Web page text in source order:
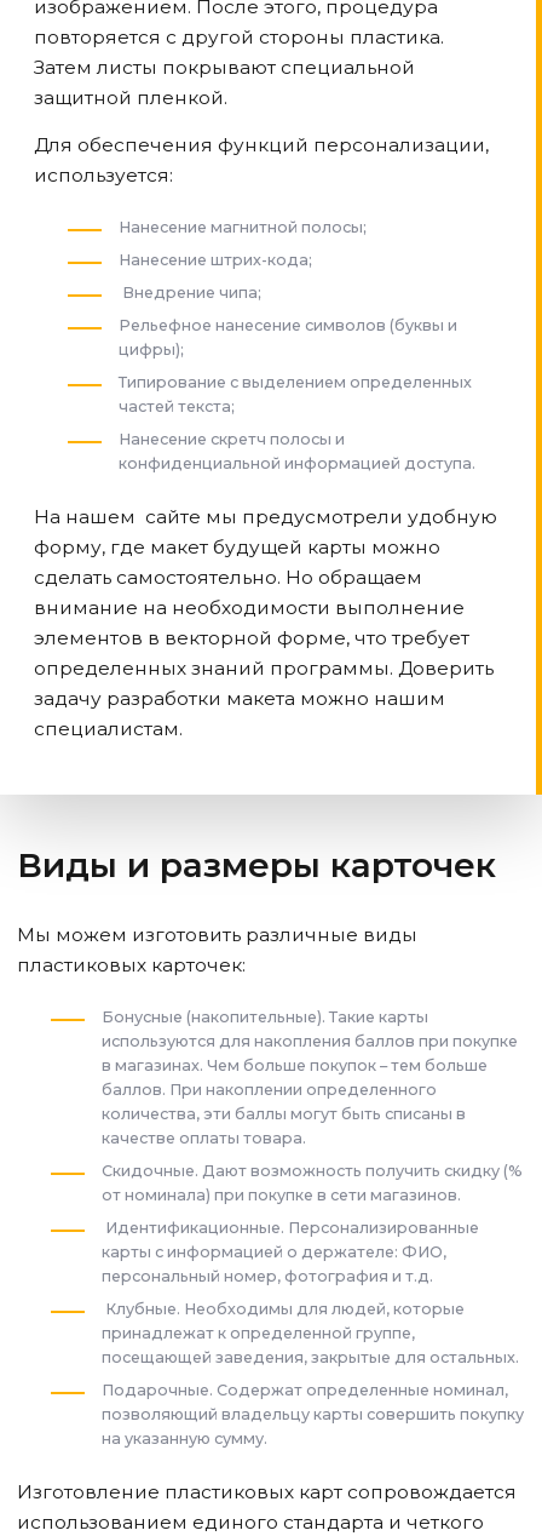
изображением. После этого, процедура
повторяется с другой стороны пластика.
Затем листы покрывают специальной
защитной пленкой.
Для обеспечения функций персонализации,
используется:
Нанесение магнитной полосы;
Нанесение штрих-кода;
Внедрение чипа;
Рельефное нанесение символов (буквы и
цифры);
Типирование с выделением определенных
частей текста;
Нанесение скретч полосы и
конфиденциальной информацией доступа.
На нашем сайте мы предусмотрели удобную
форму, где макет будущей карты можно
сделать самостоятельно. Но обращаем
внимание на необходимости выполнение
элементов в векторной форме, что требует
определенных знаний программы. Доверить
задачу разработки макета можно нашим
специалистам.
Виды и размеры карточек
Мы можем изготовить различные виды
пластиковых карточек:
Бонусные (накопительные). Такие карты
используются для накопления баллов при покупке
в магазинах. Чем больше покупок – тем больше
баллов. При накоплении определенного
количества, эти баллы могут быть списаны в
качестве оплаты товара.
Скидочные. Дают возможность получить скидку (%
от номинала) при покупке в сети магазинов.
Идентификационные. Персонализированные
карты с информацией о держателе: ФИО,
персональный номер, фотография и т.д.
Клубные. Необходимы для людей, которые
принадлежат к определенной группе,
посещающей заведения, закрытые для остальных.
Подарочные. Содержат определенные номинал,
позволяющий владельцу карты совершить покупку
на указанную сумму.
Изготовление пластиковых карт сопровождается
использованием единого стандарта и четкого